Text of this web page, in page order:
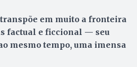
transpõe em muito a fronteira
factual e ficcional — seu
mesmo tempo, uma imensa